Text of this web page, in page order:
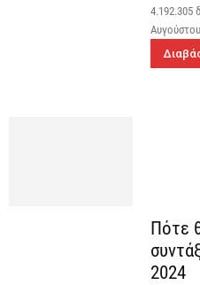
4.192.305
Πότε
2024